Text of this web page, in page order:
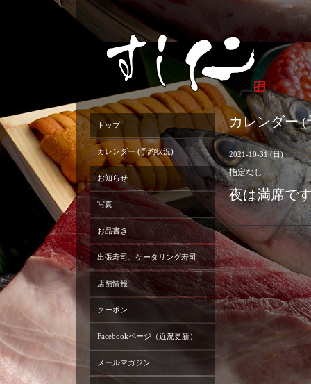
カレンダー
2021-10-31 (日)
指定なし
夜は満席で
トップ
カレンダー (予約状況)
お知らせ
写真
お品書き
出張寿司、ケータリング寿司
店舗情報
クーポン
Facebookページ（近況更新）
メールマガジン